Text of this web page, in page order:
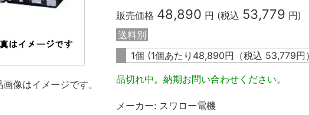
像はイメージです。
販売価格 48,890 円 (税込 53,779 円)
送料別
1個 (1個あたり 48,890円（税込 53,779円
品切れ中。納期お問い合わせください。
メーカー: スワロー電機